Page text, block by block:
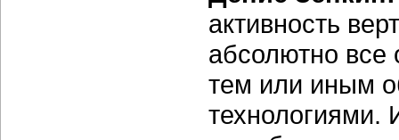
активность
абсолютно все
тем или иным